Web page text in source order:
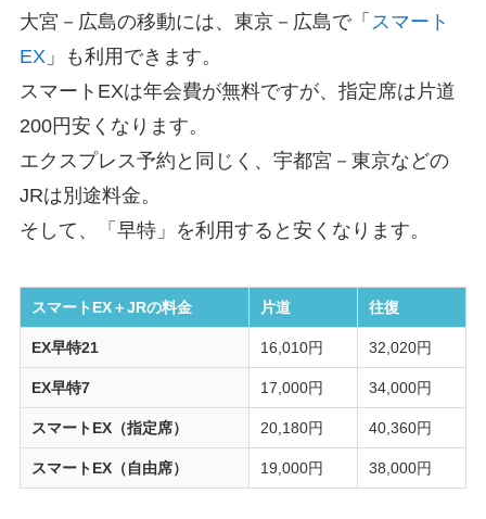
大宮－広島の移動には、東京－広島で「 スマート
EX 」も利用できます。
スマートEXは年会費が無料ですが、指定席は片道
200円安くなります。
エクスプレス予約と同じく、宇都宮－東京などの
JRは別途料金。
そして、「早特」を利用すると安くなります。
スマートEX＋JRの料金 片道 往復
EX早特21 16,010円 32,020円
EX早特7 17,000円 34,000円
スマートEX（指定席） 20,180円 40,360円
スマートEX（自由席） 19,000円 38,000円